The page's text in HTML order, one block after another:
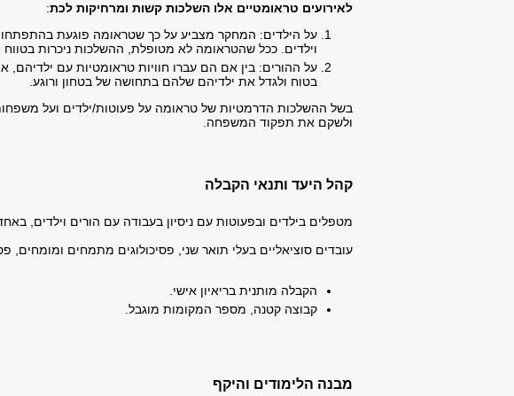
לאירועים טראומטיים אלו השלכות קשות ומרחיקות לכת:
על הילדים: המחקר מצביע על כך שטראומה פוגעת
וילדים. ככל שהטראומה לא מטופלת, ההשלכות ניכרות בטווח
על ההורים: בין אם הם עברו חוויות טראומטיות עם
בטוח ולגדל את ילדיהם שלהם בתחושה של בטחון ורוגע.
בשל ההשלכות הדרמטיות של טראומה על פעוטות/ילדים ועל
ולשקם את תפקוד המשפחה.
קהל היעד ותנאי הקבלה
מטפלים בילדים ובפעוטות עם ניסיון בעבודה עם הורים וילדים,
עובדים סוציאליים בעלי תואר שני, פסיכולוגים מתמחים ומומחים,
הקבלה מותנית בריאיון אישי.
קבוצה קטנה, מספר המקומות מוגבל.
מבנה הלימודים והיקף